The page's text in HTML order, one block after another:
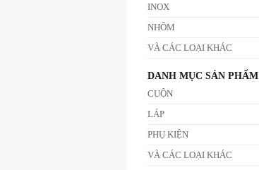
INOX
NHÔM
VÀ CÁC LOẠI KHÁC
DANH MỤC SẢN PHẨM
CUỘN
LÁP
PHỤ KIỆN
VÀ CÁC LOẠI KHÁC